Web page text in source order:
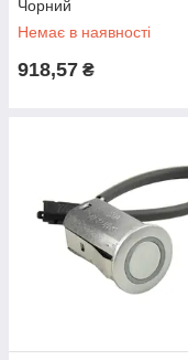
Чорний
Немає в наявності
918,57 ₴